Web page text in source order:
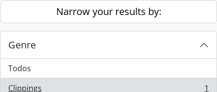
Skip to main contentNarrow your results by:
Genre
Todos
Clippings
1